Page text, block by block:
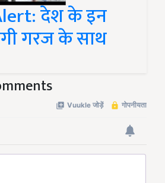
देश के इन
गरज के साथ